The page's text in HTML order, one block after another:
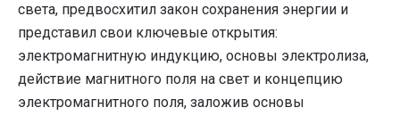
света, предвосхитил закон сохранения энергии и
представил свои ключевые открытия:
электромагнитную индукцию, основы электролиза,
действие магнитного поля на свет и концепцию
электромагнитного поля, заложив основы